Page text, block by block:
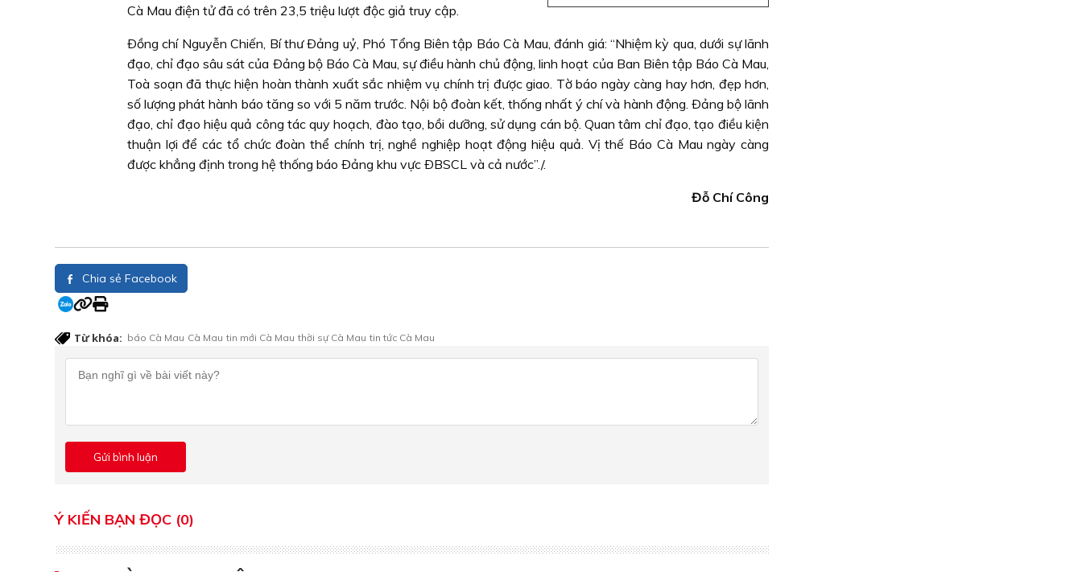
Cà Mau điện tử đã có trên 23,5 triệu lượt độc giả truy cập.
Ðồng chí Nguyễn Chiến, Bí thư Ðảng uỷ, Phó Tổng Biên tập Báo Cà Mau, đánh giá: “Nhiệm kỳ qua, dưới sự lãnh
đạo, chỉ đạo sâu sát của Ðảng bộ Báo Cà Mau, sự điều hành chủ động, linh hoạt của Ban Biên tập Báo Cà Mau,
Toà soạn đã thực hiện hoàn thành xuất sắc nhiệm vụ chính trị được giao. Tờ báo ngày càng hay hơn, đẹp hơn,
số lượng phát hành báo tăng so với 5 năm trước. Nội bộ đoàn kết, thống nhất ý chí và hành động. Ðảng bộ lãnh
đạo, chỉ đạo hiệu quả công tác quy hoạch, đào tạo, bồi dưỡng, sử dụng cán bộ. Quan tâm chỉ đạo, tạo điều kiện
thuận lợi để các tổ chức đoàn thể chính trị, nghề nghiệp hoạt động hiệu quả. Vị thế Báo Cà Mau ngày càng
được khẳng định trong hệ thống báo Ðảng khu vực ÐBSCL và cả nước”./.
Đỗ Chí Công
Chia sẻ Facebook
Từ khóa: báo Cà Mau Cà Mau tin mới Cà Mau thời sự Cà Mau tin tức Cà Mau
Ý KIẾN BẠN ĐỌC (0)